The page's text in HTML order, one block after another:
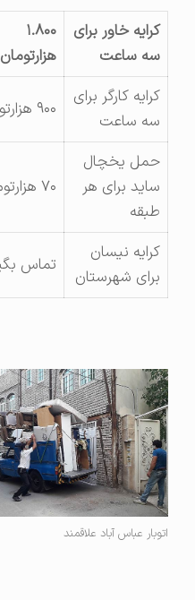
کرایه خاور برای
سه ساعت
۱.۸۰۰
هزارتومان
کرایه کارگر برای
سه ساعت
۹۰۰ هزارتومان
حمل یخچال
ساید برای هر
طبقه
کرایه نیسان
برای شهرستان
تماس بگیرید.
اتوبار عباس آباد علاقمند